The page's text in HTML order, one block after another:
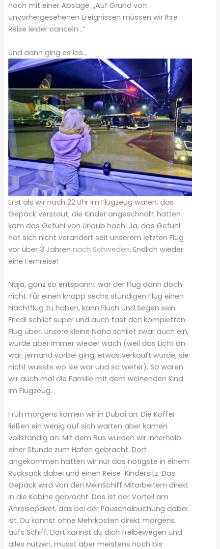
noch mit einer Absage. „Auf Grund von
unvorhergesehenen Ereignissen müssen wir Ihre
Reise leider canceln…“
Und dann ging es los…
Erst als wir nach 22 Uhr im Flugzeug waren, das
Gepäck verstaut, die Kinder angeschnallt hatten
kam das Gefühl von Urlaub hoch. Ja, das Gefühl
hat sich nicht verändert seit unserem letzten Flug
vor über 3 Jahrennach Schweden. Endlich wieder
eine Fernreise!
Naja, ganz so entspannt war der Flug dann doch
nicht. Für einen knapp sechs stündigen Flug einen
Nachtflug zu haben, kann Fluch und Segen sein.
Friedi schlief super und auch fast den kompletten
Flug über. Unsere kleine Nana schlief zwar auch ein,
wurde aber immer wieder wach (weil das Licht an
war, jemand vorbei ging, etwas verkauft wurde, sie
nicht wusste wo sie war und so weiter). So waren
wir auch mal die Familie mit dem weinenden Kind
im Flugzeug.
Früh morgens kamen wir in Dubai an. Die Koffer
ließen ein wenig auf sich warten aber kamen
vollständig an. Mit dem Bus wurden wir innerhalb
einer Stunde zum Hafen gebracht. Dort
angekommen hatten wir nur das nötigste in einem
Rucksack dabei und einen Reise-Kindersitz. Das
Gepäck wird von den MeinSchiff Mitarbeitern direkt
in die Kabine gebracht. Das ist der Vorteil am
Anreisepaket, das bei der Pauschalbuchung dabei
ist. Du kannst ohne Mehrkosten direkt morgens
aufs Schiff. Dort kannst du dich freibewegen und
alles nutzen, musst aber meistens noch bis